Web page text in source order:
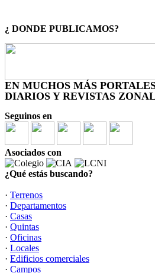
¿ DONDE PUBLICAMOS?
EN MUCHOS MÁS
DIARIOS Y REVISTAS
Seguinos en
Asociados con
¿Qué estás buscando?
· Terrenos
· Departamentos
· Casas
· Quintas
· Oficinas
· Locales
· Edificios comerciales
· Campos